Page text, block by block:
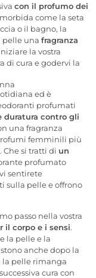
con il profumo dei
come la seta
o il bagno, la
pelle una fragranza
la vostra
di cura e godervi la
ed è
profumati
duratura contro gli
una fragranza
femminili più
si tratti di un
profumato
sentirete
sulla pelle e offrono
passo nella vostra
il corpo e i sensi.
la pelle e la
anche dopo la
la pelle rimanga
cura con